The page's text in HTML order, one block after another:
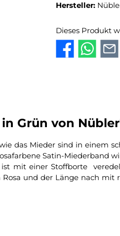
Hersteller:
Dieses Produkt
Grün von
das Mieder sind in einem
Satin-Miederband
mit einer Stoffborte
und der Länge nach